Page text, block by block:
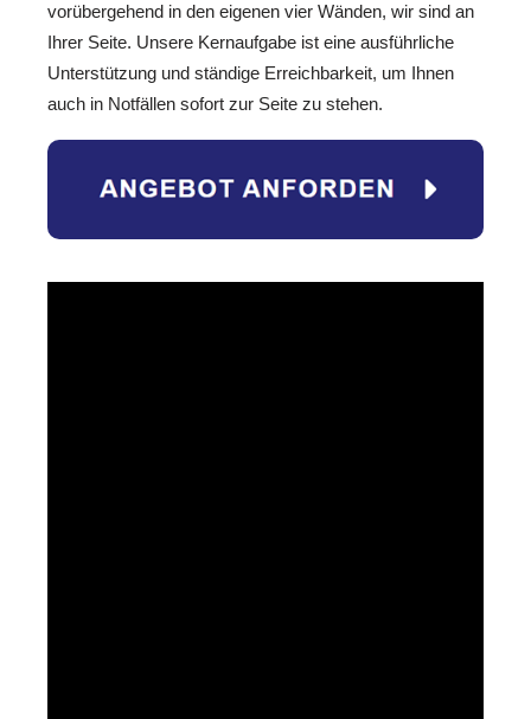
vorübergehend in den eigenen vier Wänden, wir sind an
Ihrer Seite. Unsere Kernaufgabe ist eine ausführliche
Unterstützung und ständige Erreichbarkeit, um Ihnen
auch in Notfällen sofort zur Seite zu stehen.